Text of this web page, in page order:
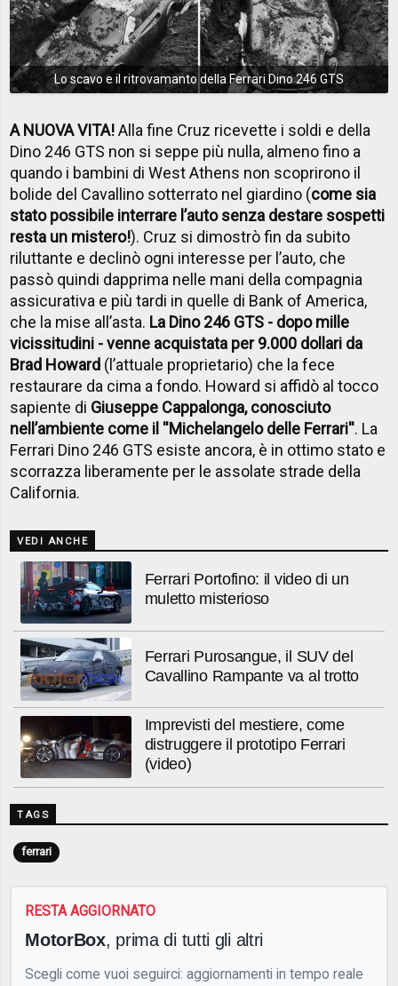
Lo scavo e il ritrovamanto della Ferrari Dino 246 GTS
A NUOVA VITA!Alla fine Cruz ricevette i soldi e della
Dino 246 GTS non si seppe più nulla, almeno fino a
quando i bambini di West Athens non scoprirono il
bolide del Cavallino sotterrato nel giardino (come sia
stato possibile interrare l’auto senza destare sospetti
resta un mistero!). Cruz si dimostrò fin da subito
riluttante e declinò ogni interesse per l’auto, che
passò quindi dapprima nelle mani della compagnia
assicurativa e più tardi in quelle di Bank of America,
che la mise all’asta. La Dino 246 GTS - dopo mille
vicissitudini - venne acquistata per 9.000 dollari da
Brad Howard (l’attuale proprietario) che la fece
restaurare da cima a fondo. Howard si affidò al tocco
sapiente di Giuseppe Cappalonga, conosciuto
nell’ambiente come il ''Michelangelo delle Ferrari''. La
Ferrari Dino 246 GTS esiste ancora, è in ottimo stato e
scorrazza liberamente per le assolate strade della
California.
VEDI ANCHE
Ferrari Portofino: il video di un
muletto misterioso
Ferrari Purosangue, il SUV del
Cavallino Rampante va al trotto
Imprevisti del mestiere, come
distruggere il prototipo Ferrari
(video)
TAGS
ferrari
RESTA AGGIORNATO
MotorBox, prima di tutti gli altri
Scegli come vuoi seguirci: aggiornamenti in tempo reale